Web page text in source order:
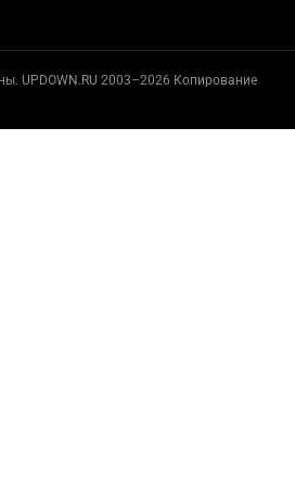
UPDOWN.RU 2003–2026 Копирование